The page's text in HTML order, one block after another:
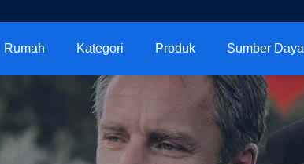
Rumah Kategori Produk Sumber Daya